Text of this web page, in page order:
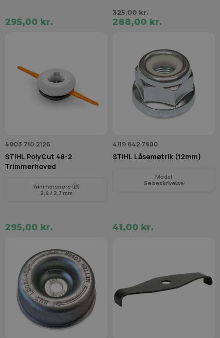
295,00 kr.
325,00 kr.
288,00 kr.
4003 710 2126
STIHL PolyCut 48-2
Trimmerhoved
Trimmersnøre (Ø)
2,4 / 2,7 mm
295,00 kr.
4119 642 7600
STIHL Låsemøtrik (12mm)
Model
Se beskrivelse
41,00 kr.